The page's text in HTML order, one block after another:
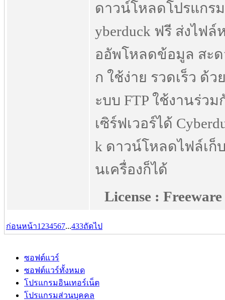
ดาวน์โหลดโปรแกร
yberduck ฟรี ส่งไฟล์
ออัพโหลดข้อมูล สะ
ก ใช้ง่าย รวดเร็ว ด้ว
ะบบ FTP ใช้งานร่วม
เซิร์ฟเวอร์ได้
k ดาวน์โหลดไฟล์เก็
นเครื่องก็ได้
License : Freeware
ก่อนหน้า1 234567...433ถัดไป
ซอฟต์แวร์
ซอฟต์แวร์ทั้งหมด
โปรแกรมอินเทอร์เน็ต
โปรแกรมส่วนบุคคล